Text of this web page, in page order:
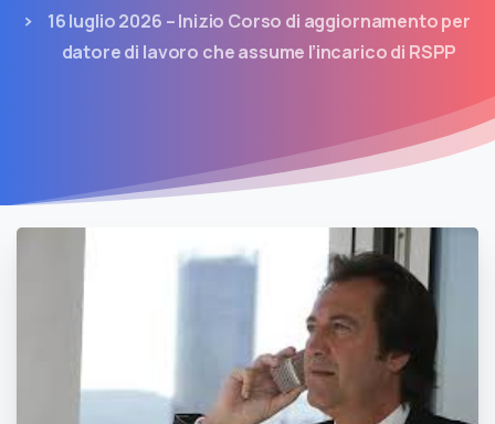
16 luglio 2026 – Inizio Corso di aggiornamento per
datore di lavoro che assume l’incarico di RSPP